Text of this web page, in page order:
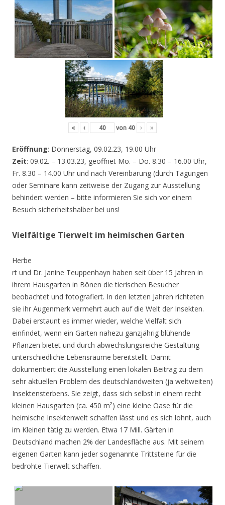
« ‹ von 40 › »
Eröffnung: Donnerstag, 09.02.23, 19.00 Uhr
Zeit: 09.02. – 13.03.23, geöffnet Mo. – Do. 8.30 – 16.00 Uhr,
Fr. 8.30 – 14.00 Uhr und nach Vereinbarung (durch Tagungen
oder Seminare kann zeitweise der Zugang zur Ausstellung
behindert werden – bitte informieren Sie sich vor einem
Besuch sicherheitshalber bei uns!
Vielfältige Tierwelt im heimischen Garten
Herbe
rt und Dr. Janine Teuppenhayn haben seit über 15 Jahren in
ihrem Hausgarten in Bönen die tierischen Besucher
beobachtet und fotografiert. In den letzten Jahren richteten
sie ihr Augenmerk vermehrt auch auf die Welt der Insekten.
Dabei erstaunt es immer wieder, welche Vielfalt sich
einfindet, wenn ein Garten nahezu ganzjährig blühende
Pflanzen bietet und durch abwechslungsreiche Gestaltung
unterschiedliche Lebensräume bereitstellt. Damit
dokumentiert die Ausstellung einen lokalen Beitrag zu dem
sehr aktuellen Problem des deutschlandweiten (ja weltweiten)
Insektensterbens. Sie zeigt, dass sich selbst in einem recht
kleinen Hausgarten (ca. 450 m²) eine kleine Oase für die
heimische Insektenwelt schaffen lässt und es sich lohnt, auch
im Kleinen tätig zu werden. Etwa 17 Mill. Gärten in
Deutschland machen 2% der Landesfläche aus. Mit seinem
eigenen Garten kann jeder sogenannte Trittsteine für die
bedrohte Tierwelt schaffen.